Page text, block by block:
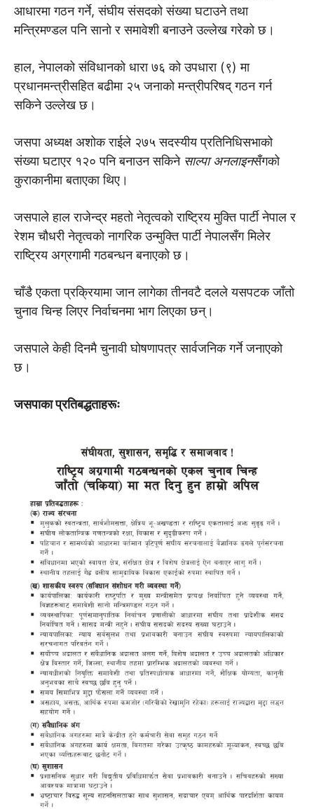
आधारमा गठन गर्ने, संघीय संसदको संख्या घटाउने तथा
मन्त्रिमण्डल पनि सानो र समावेशी बनाउने उल्लेख गरेको छ।
हाल, नेपालको संविधानको धारा ७६ को उपधारा (९) मा
प्रधानमन्त्रीसहित बढीमा २५ जनाको मन्त्रीपरिषद् गठन गर्न
सकिने उल्लेख छ।
जसपा अध्यक्ष अशोक राईले २७५ सदस्यीय प्रतिनिधिसभाको
संख्या घटाएर १२० पनि बनाउन सकिने साल्पा अनलाइनसँगको
कुराकानीमा बताएका थिए।
जसपाले हाल राजेन्द्र महतो नेतृत्वको राष्ट्रिय मुक्ति पार्टी नेपाल र
रेशम चौधरी नेतृत्वको नागरिक उन्मुक्ति पार्टी नेपालसँग मिलेर
राष्ट्रिय अग्रगामी गठबन्धन बनाएको छ।
चाँडै एकता प्रक्रियामा जान लागेका तीनवटै दलले यसपटक जाँतो
चुनाव चिन्ह लिएर निर्वाचनमा भाग लिएका छन्।
जसपाले केही दिनमै चुनावी घोषणापत्र सार्वजनिक गर्ने जनाएको
छ।
जसपाका प्रतिबद्धताहरूः